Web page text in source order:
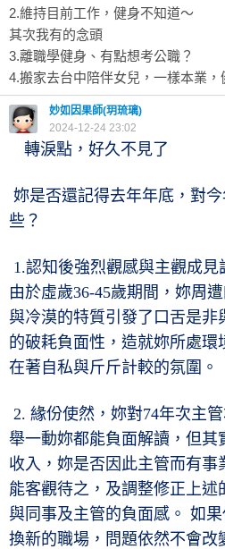
2.維持目前工作，健身不知道～
其次我有的念頭
3.離職學健身、有點想考公職？
4.搬家去台中陪伴女兒，一樣本業，
妙如因果師(玥琉璃)
2024-12-24 23:02
轉淚點，好久不見了
妳是否還記得去年年底，對
些？
1.認知後強烈觀感與主觀成見
由於虛歲36-45歲期間，妳周
與冷漠的特質引發了口舌是非
的破耗負面性，造就妳所處
在著自私與斤斤計較的氛圍。
2. 緣份使然，妳對74年次主
舉一動妳都能負面解讀，但其
收入，妳是否因此主管而有事
能客觀待之，及調整修正上述
與同事及主管的負面感。 如
換新的職場，問題依然不會改